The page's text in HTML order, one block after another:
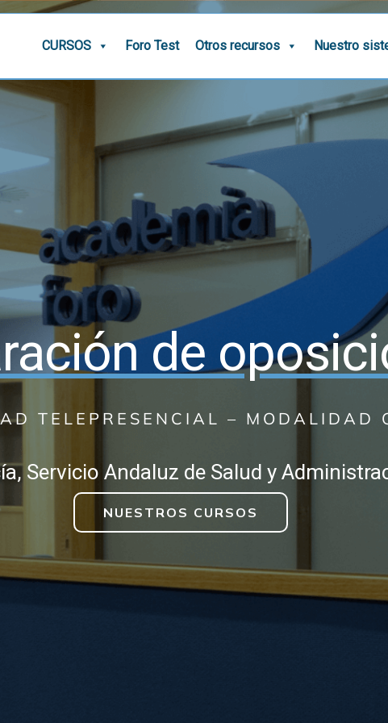
CURSOS Foro Test Otros recursos Nuestro
de
TELEPRESENCIAL – MODALIDAD
Servicio Andaluz de Salud y
NUESTROS CURSOS